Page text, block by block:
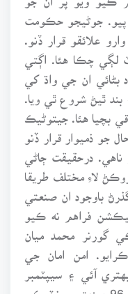
پيو. جوڻيجو حڪومت
علائقو قرار ڏنو.
صنعتي يونٽ لڳي چڪا هئا. اڳتي
بڻائي ان جي واڌ کي
بند ٿيڻ شروع ٿي ويا.
20 ڪارخانا باقي بچيا هئا. جيتوڻيڪ
جو ذميوار قرار ڏنو
ناهي. درحقيقت ڄاڻي
لاءِ مختلف طريقا
ويا. مثال طور 16 سال گذرڻ باوجود ان صنعتي
فراهم نه ڪيو
گورنر محمد ميان
امن امان جي
آئي ۽ سيپٽمبر